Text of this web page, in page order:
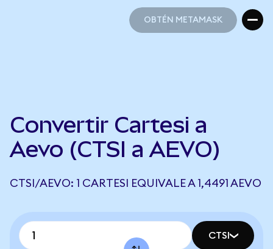
OBTÉN METAMASK
Convertir Cartesi a
Aevo (CTSI a AEVO)
CTSI/AEVO: 1 CARTESI EQUIVALE A 1,4491 AEVO
CTSI